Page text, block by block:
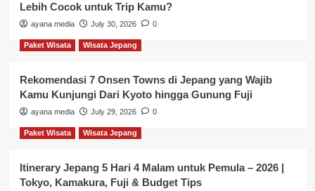
Lebih Cocok untuk Trip Kamu?
ayana media July 30, 2026 0
Paket Wisata Wisata Jepang
Rekomendasi 7 Onsen Towns di Jepang yang Wajib
Kamu Kunjungi Dari Kyoto hingga Gunung Fuji
ayana media July 29, 2026 0
Paket Wisata Wisata Jepang
Itinerary Jepang 5 Hari 4 Malam untuk Pemula – 2026 |
Tokyo, Kamakura, Fuji & Budget Tips